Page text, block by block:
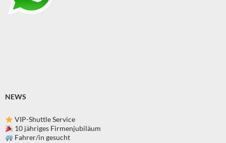
NEWS
VIP-Shuttle Service
10 jähriges Firmenjubiläum
Fahrer/in gesucht